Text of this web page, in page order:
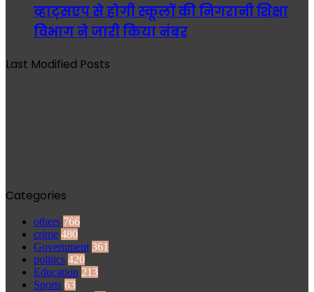
व्हाट्सएप से होगी स्कूलों की निगरानी शिक्षा
विभाग ने जारी किया नंबर
Last Modified Posts
Categories
others 766
crime 480
Government 361
politics 420
Education 213
Sports 63